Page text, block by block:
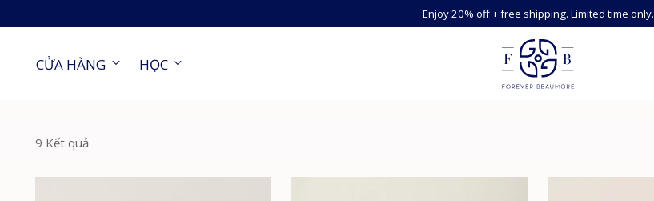
Enjoy 20% off + free shipping. Limited time only.
CỬA HÀNG HỌC
9 Kết quả